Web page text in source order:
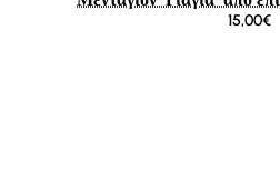
15,00€